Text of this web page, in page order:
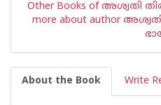
Other Books of അശ്വതി
more about author
About the Book Write